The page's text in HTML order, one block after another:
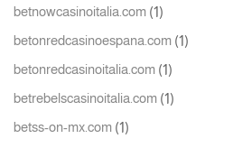
betnowcasinoitalia.com (1)
betonredcasinoespana.com (1)
betonredcasinoitalia.com (1)
betrebelscasinoitalia.com (1)
betss-on-mx.com (1)